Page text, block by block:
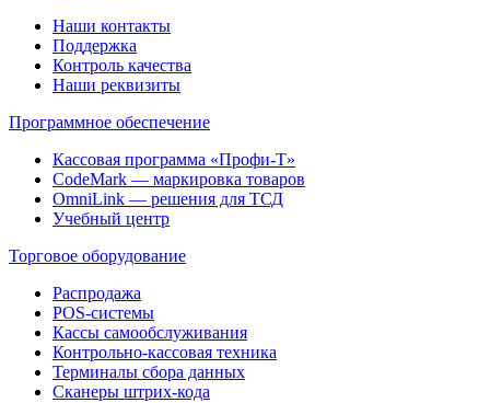
Наши контакты
Поддержка
Контроль качества
Наши реквизиты
Программное обеспечение
Кассовая программа «Профи-Т»
CodeMark — маркировка товаров
OmniLink — решения для ТСД
Учебный центр
Торговое оборудование
Распродажа
POS-системы
Кассы самообслуживания
Контрольно-кассовая техника
Терминалы сбора данных
Сканеры штрих-кода